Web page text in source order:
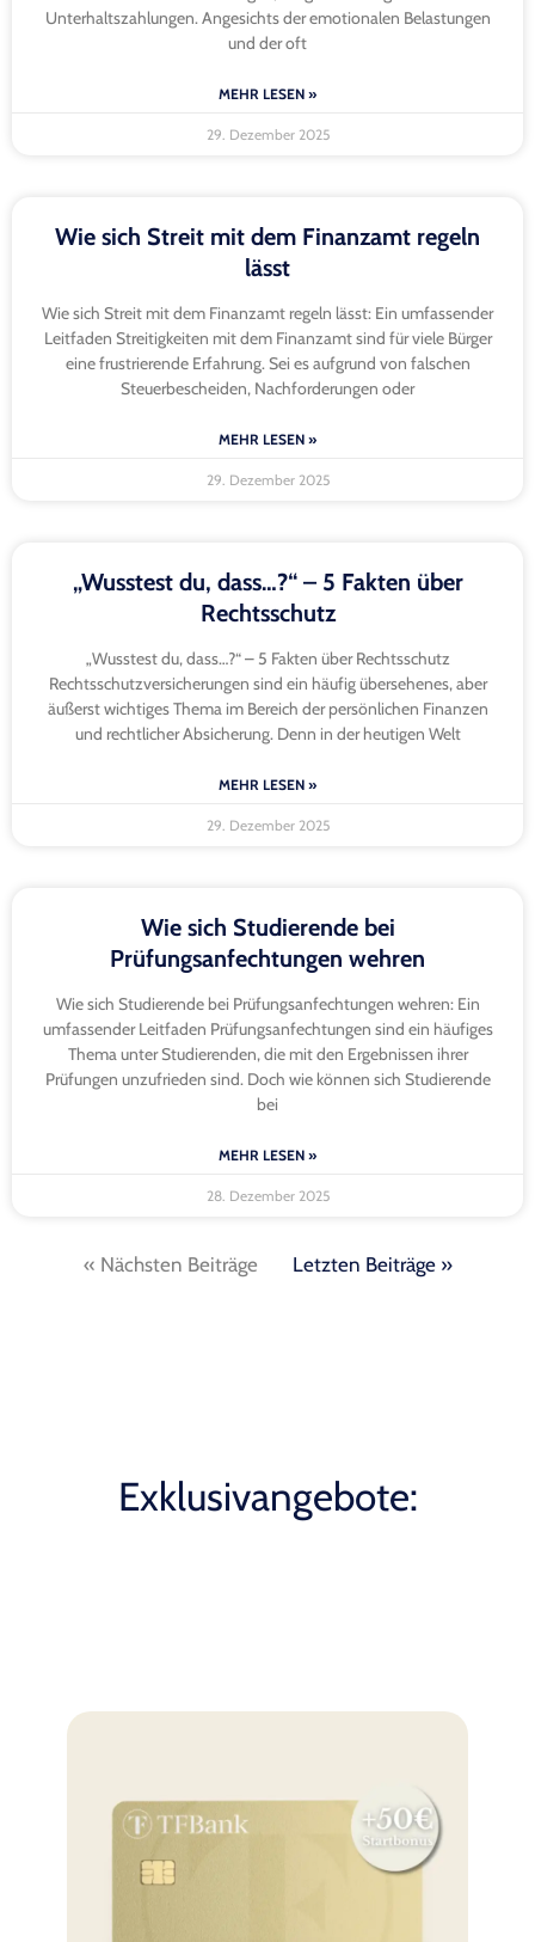
Unterhaltszahlungen. Angesichts der emotionalen Belastungen
und der oft
MEHR LESEN »
29. Dezember 2025
Wie sich Streit mit dem Finanzamt regeln
lässt
Wie sich Streit mit dem Finanzamt regeln lässt: Ein umfassender
Leitfaden Streitigkeiten mit dem Finanzamt sind für viele Bürger
eine frustrierende Erfahrung. Sei es aufgrund von falschen
Steuerbescheiden, Nachforderungen oder
MEHR LESEN »
29. Dezember 2025
„Wusstest du, dass…?“ – 5 Fakten über
Rechtsschutz
„Wusstest du, dass…?“ – 5 Fakten über Rechtsschutz
Rechtsschutzversicherungen sind ein häufig übersehenes, aber
äußerst wichtiges Thema im Bereich der persönlichen Finanzen
und rechtlicher Absicherung. Denn in der heutigen Welt
MEHR LESEN »
29. Dezember 2025
Wie sich Studierende bei
Prüfungsanfechtungen wehren
Wie sich Studierende bei Prüfungsanfechtungen wehren: Ein
umfassender Leitfaden Prüfungsanfechtungen sind ein häufiges
Thema unter Studierenden, die mit den Ergebnissen ihrer
Prüfungen unzufrieden sind. Doch wie können sich Studierende
bei
MEHR LESEN »
28. Dezember 2025
« Nächsten Beiträge Letzten Beiträge »
Exklusivangebote: